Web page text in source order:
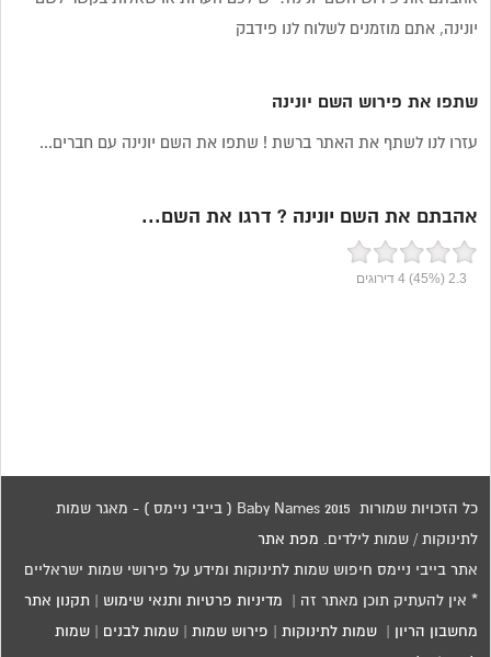
יונינה, אתם מוזמנים לשלוח לנו פידבק
שתפו את פירוש השם יונינה
עזרו לנו לשתף את האתר ברשת ! שתפו את השם יונינה עם חברים...
אהבתם את השם יונינה ? דרגו את השם...
2.3
(45%)
4דירוגים
כל הזכויות שמורות 2015 Baby Names ( בייבי ניימס ) - מאגר שמות
לתינוקות / שמות לילדים. מפת אתר
אתר בייבי ניימס חיפוש שמות לתינוקות ומידע על פירושי שמות ישראליים
* אין להעתיק תוכן מאתר זה | מדיניות פרטיות ותנאי שימוש תקנון אתר
מחשבון הריון |שמות לתינוקות פירוש שמות |שמות לבנים |שמות